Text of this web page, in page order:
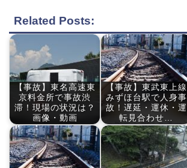
Related Posts:
【事故】東名高速東
京料金所で事故渋
滞！現場の状況は？
画像・動画
【事故】東武東上線
みずほ台駅で人身事
故！遅延・運休・運
転見合わせ…